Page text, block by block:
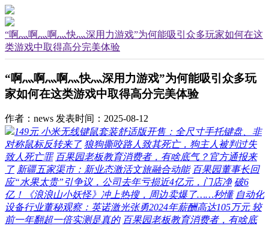
“啊灬啊灬啊灬快灬深用力游戏”为何能吸引众多玩家如何在这
类游戏中取得高分完美体验
“啊灬啊灬啊灬快灬深用力游戏”为何能吸引众多玩
家如何在这类游戏中取得高分完美体验
作者：news 发表时间：2025-08-12
149元 小米无线键鼠套装舒适版开售：全尺寸手托键盘、非
对称鼠标反转来了 狼狗撕咬路人致其死亡，狗主人被判过失
致人死亡罪 百果园老板教育消费者，有啥底气？官方通报来
了 新疆五家渠市：新业态激活文旅融合动能 百果园董事长回
应“水果太贵”引争议，公司去年亏损近4亿元，门店净 破6
亿！《浪浪山小妖怪》冲上热搜，周边卖爆了……秒懂 自动化
设备行业董秘观察：英诺激光张勇2024年薪酬高达105万元 较
前一年翻超一倍实测是真的 百果园老板教育消费者，有啥底